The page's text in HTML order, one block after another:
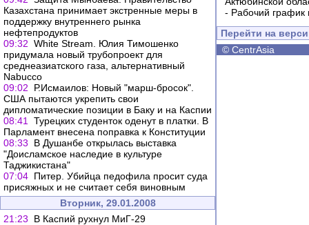
Казахстана принимает экстренные меры в
поддержку внутреннего рынка
нефтепродуктов
09:32 White Stream. Юлия Тимошенко
придумала новый трубопроект для
среднеазиатского газа, альтернативный
Nabucco
09:02
Р.Исмаилов: Новый "марш-бросок".
США пытаются укрепить свои
дипломатические позиции в Баку и на Каспии
08:41
Турецких студенток оденут в платки. В
Парламент внесена поправка к Конституции
08:33
В Душанбе открылась выставка
"Доисламское наследие в культуре
Таджикистана"
07:04 Питер. Убийца педофила просит суда
присяжных и не считает себя виновным
Вторник, 29.01.2008
21:23
В Каспий рухнул МиГ-29
- Рабочий график
Перейти на
© CentrAsia